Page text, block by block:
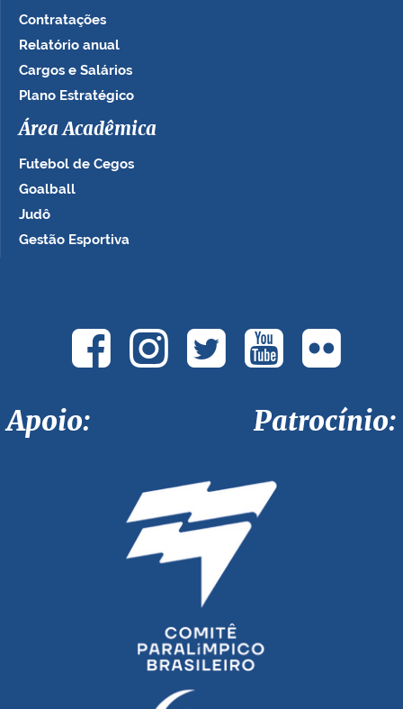
Contratações
Relatório anual
Cargos e Salários
Plano Estratégico
Área Acadêmica
Futebol de Cegos
Goalball
Judô
Gestão Esportiva
Apoio: Patrocínio: